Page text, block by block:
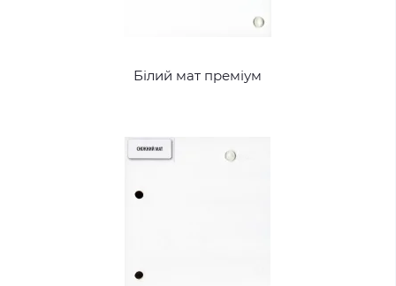
Білий мат преміум